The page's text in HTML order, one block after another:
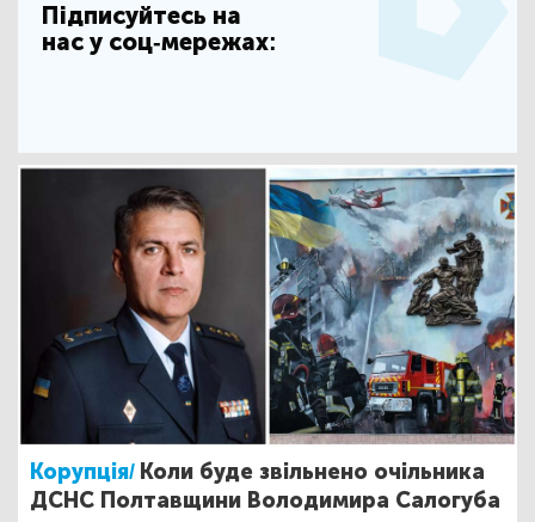
Підписуйтесь на
нас у соц-мережах:
Корупція/ Коли буде звільнено очільника
ДСНС Полтавщини Володимира Салогуба